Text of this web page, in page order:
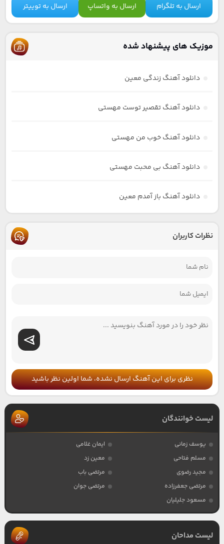
ارسال به تلگرام ارسال به واتساپ ارسال به توییتر
موزیک های پیشنهاد شده
دانلود آهنگ زندگی معین
دانلود آهنگ تقصیر توست مهستی
دانلود آهنگ خوب من مهستی
دانلود آهنگ بی محبت مهستی
دانلود آهنگ باز آمدم معین
نظرات کاربران
نظری برای این آهنگ ارسال نشده، شما اولین نظر باشید
لیست خوانندگان
یوسف زمانی
ایمان غلامی
مسلم فتاحی
معین زد
مجید رضوی
مرتضی باب
مرتضی جعفرزاده
مرتضی جوان
مسعود جلیلیان
لیست مداحان